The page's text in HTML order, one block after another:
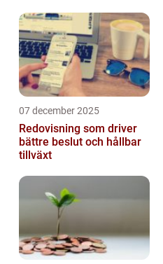
07 december 2025
Redovisning som driver
bättre beslut och hållbar
tillväxt